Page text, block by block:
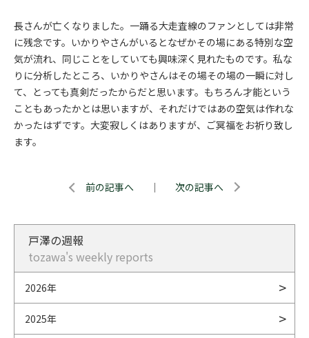
長さんが亡くなりました。一踊る大走査線のファンとしては非常
に残念です。いかりやさんがいるとなぜかその場にある特別な空
気が流れ、同じことをしていても興味深く見れたものです。私な
りに分析したところ、いかりやさんはその場その場の一瞬に対し
て、とっても真剣だったからだと思います。もちろん才能という
こともあったかとは思いますが、それだけではあの空気は作れな
かったはずです。大変寂しくはありますが、ご冥福をお祈り致し
ます。
前の記事へ ｜ 次の記事へ
戸澤の週報
tozawa's weekly reports
2026年
2025年